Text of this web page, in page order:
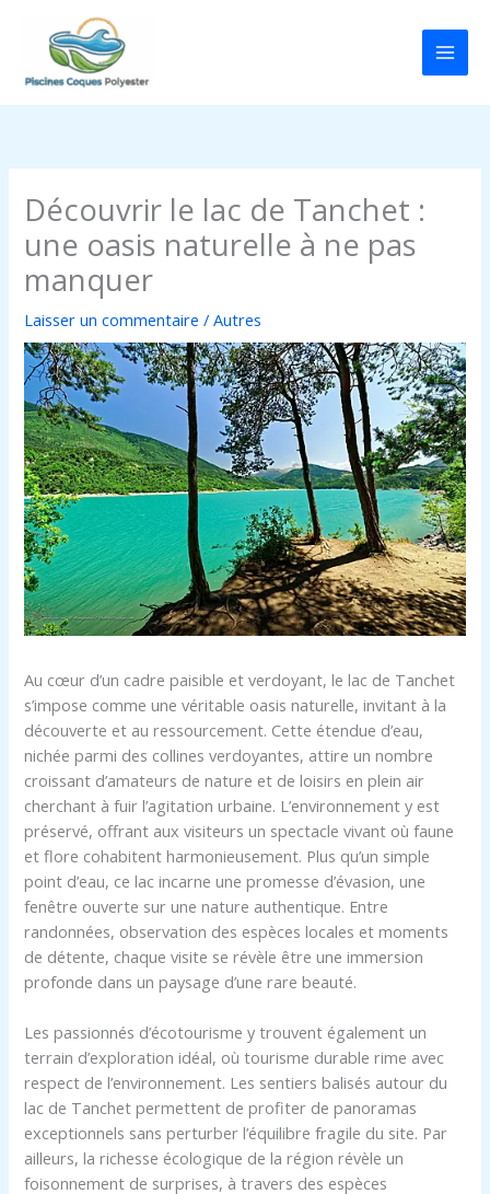
contenu
Découvrir le lac de Tanchet :
une oasis naturelle à ne pas
manquer
Laisser un commentaire /Autres
Au cœur d’un cadre paisible et verdoyant, le lac de Tanchet
s’impose comme une véritable oasis naturelle, invitant à la
découverte et au ressourcement. Cette étendue d’eau,
nichée parmi des collines verdoyantes, attire un nombre
croissant d’amateurs de nature et de loisirs en plein air
cherchant à fuir l’agitation urbaine. L’environnement y est
préservé, offrant aux visiteurs un spectacle vivant où faune
et flore cohabitent harmonieusement. Plus qu’un simple
point d’eau, ce lac incarne une promesse d’évasion, une
fenêtre ouverte sur une nature authentique. Entre
randonnées, observation des espèces locales et moments
de détente, chaque visite se révèle être une immersion
profonde dans un paysage d’une rare beauté.
Les passionnés d’écotourisme y trouvent également un
terrain d’exploration idéal, où tourisme durable rime avec
respect de l’environnement. Les sentiers balisés autour du
lac de Tanchet permettent de profiter de panoramas
exceptionnels sans perturber l’équilibre fragile du site. Par
ailleurs, la richesse écologique de la région révèle un
foisonnement de surprises, à travers des espèces